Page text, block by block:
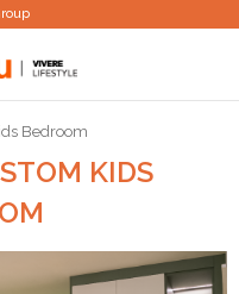
Bedroom
KIDS